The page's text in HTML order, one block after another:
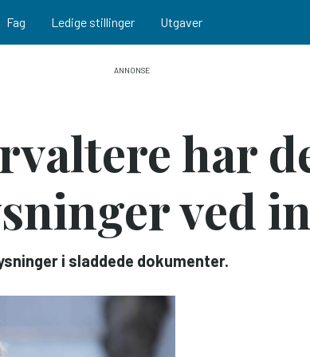
Fag Ledige stillinger Utgaver
har
ved
i sladdede dokumenter.